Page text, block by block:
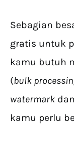
Sebagian
gratis untuk
kamu butuh
(bulk
watermark
kamu perlu